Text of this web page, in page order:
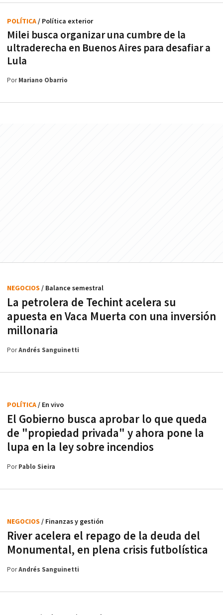
Milei busca organizar una cumbre de la
ultraderecha en Buenos Aires para desafiar a
Lula
POLÍTICA/ Política exterior
PorMariano Obarrio
La petrolera de Techint acelera su
apuesta en Vaca Muerta con una inversión
millonaria
NEGOCIOS / Balance semestral
PorAndrés Sanguinetti
El Gobierno busca aprobar lo que queda
de "propiedad privada" y ahora pone la
lupa en la ley sobre incendios
POLÍTICA/ En vivo
PorPablo Sieira
River acelera el repago de la deuda del
Monumental, en plena crisis futbolística
NEGOCIOS / Finanzas y gestión
PorAndrés Sanguinetti